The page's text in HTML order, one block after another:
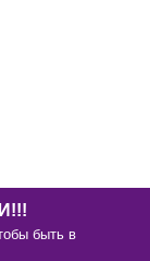
быть в